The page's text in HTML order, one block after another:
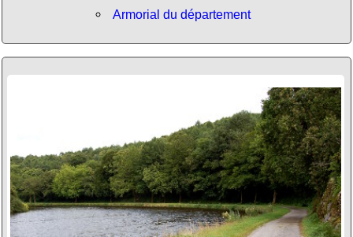
Armorial du département